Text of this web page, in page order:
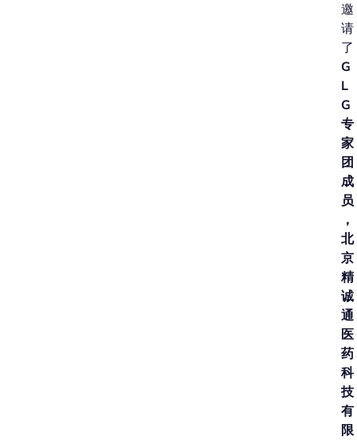
邀
请
了
G
L
G
专
家
团
成
员
，
北
京
精
诚
通
医
药
科
技
有
限